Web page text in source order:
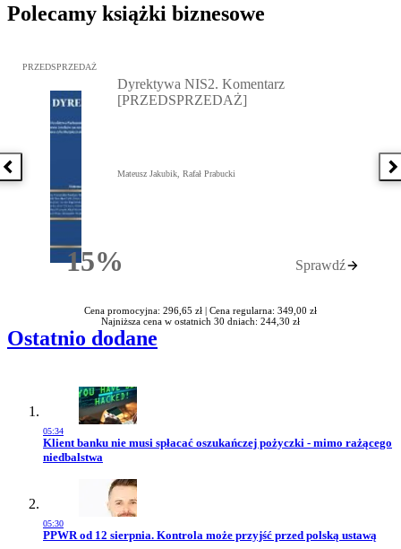
Polecamy książki biznesowe
Poprzednia książka
Przejdź do: Dyrektywa NIS2. Komentarz [PRZEDSPRZEDAŻ],
PRZEDSPRZEDAŻ
15%Rabatu
Dyrektywa NIS2. Komentarz
[PRZEDSPRZEDAŻ]
Mateusz Jakubik, Rafał Prabucki
Sprawdź
Cena promocyjna: 296,65 zł | Cena regularna: 349,00 zł
Najniższa cena w ostatnich 30 dniach: 244,30 zł
Ostatnio dodane
05:34
Przejdź do artykułu:
Klient banku nie musi spłacać oszukańczej pożyczki - mimo rażącego
niedbalstwa
05:30
Przejdź do artykułu:
PPWR od 12 sierpnia. Kontrola może przyjść przed polską ustawą